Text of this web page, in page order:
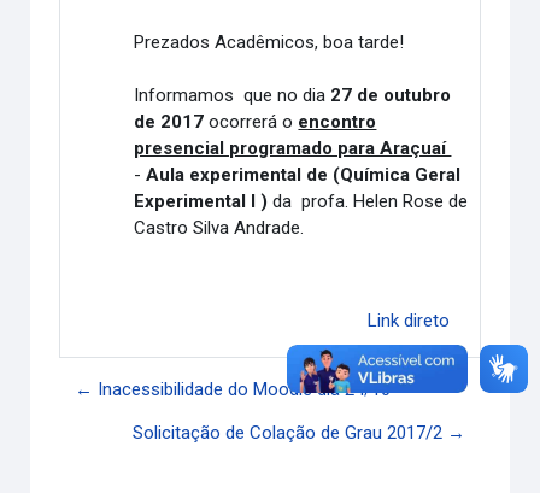
Prezados Acadêmicos, boa tarde!
Informamos que no dia 27 de outubro
de 2017ocorrerá o encontro
presencial programado para Araçuaí
-Aula experimental de (Química Geral
Experimental I )da profa. Helen Rose de
Castro Silva Andrade.
Link direto
← Inacessibilidade do Moodle dia 24/10
Solicitação de Colação de Grau 2017/2 →